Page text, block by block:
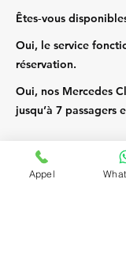
Êtes‑vous
Oui, le service
réservation.
Oui, nos Mercedes
jusqu’à 7 passagers
Appel